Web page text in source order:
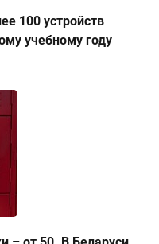
100 устройств
учебному году